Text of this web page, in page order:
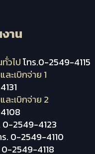
าน
วไปโทร.0-2549-4115
ะเบิกจ่าย 1
ะเบิกจ่าย 2
0-2549-4123
ร. 0-2549-4110
0-2549-4118